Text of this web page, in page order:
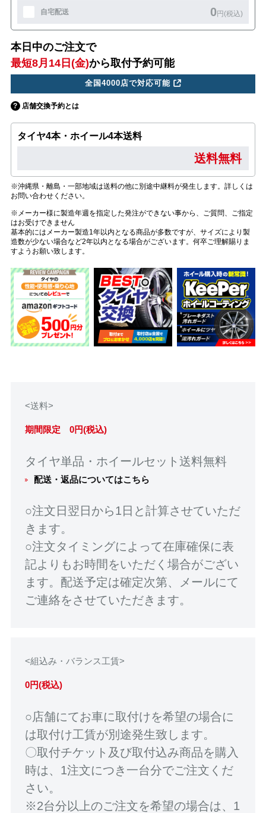
自宅配送 0円(税込)
本日中のご注文で
最短8月14日(金)から取付予約可能
全国4000店で対応可能
店舗交換予約とは
タイヤ4本・ホイール4本送料
送料無料
※沖縄県・離島・一部地域は送料の他に別途中継料が発生します。詳しくは
お問い合わせください。
※メーカー様に製造年週を指定した発注ができない事から、ご質問、ご指定
はお受けできません
基本的にはメーカー製造1年以内となる商品が多数ですが、サイズにより製
造数が少ない場合など2年以内となる場合がございます。何卒ご理解賜りま
すようお願い致します。
<送料>
期間限定 0円(税込)
タイヤ単品・ホイールセット送料無料
配送・返品についてはこちら
○注文日翌日から1日と計算させていただ
きます。
○注文タイミングによって在庫確保に表
記よりもお時間をいただく場合がござい
ます。配送予定は確定次第、メールにて
ご連絡をさせていただきます。
<組込み・バランス工賃>
0円(税込)
○店舗にてお車に取付けを希望の場合に
は取付け工賃が別途発生致します。
〇取付チケット及び取付込み商品を購入
時は、1注文につき一台分でご注文くだ
さい。
※2台分以上のご注文を希望の場合は、1